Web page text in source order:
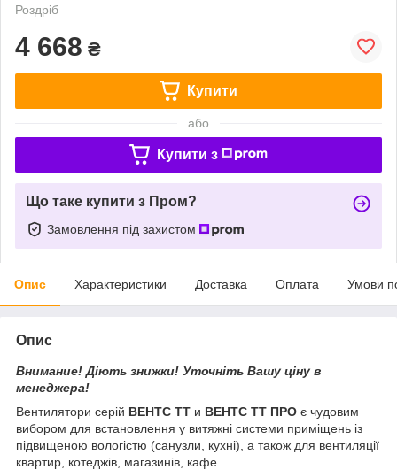
Роздріб
4 668 ₴
Купити
або
Купити з
Що таке купити з Пром?
Замовлення під захистом
Опис Характеристики Доставка Оплата Умови
Опис
Внимание! Діють знижки! Уточніть Вашу ціну в
менеджера!
Вентилятори серій ВЕНТС ТТ и ВЕНТС ТТ ПРО є чудовим
вибором для встановлення у витяжні системи приміщень із
підвищеною вологістю (санузли, кухні), а також для вентиляції
квартир, котеджів, магазинів, кафе.